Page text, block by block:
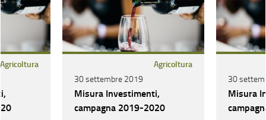
Agricoltura
Agricoltura
30 settembre 2019
Misura Investimenti,
campagna 2019-2020
30
Misura